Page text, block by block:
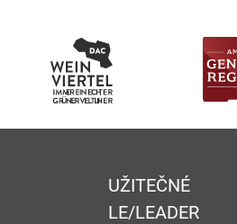
UŽITEČNÉ
LE/LEADER